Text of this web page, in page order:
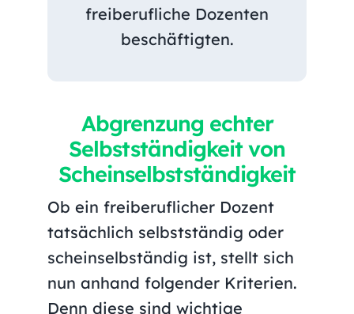
freiberufliche Dozenten
beschäftigten.
Abgrenzung echter
Selbstständigkeit von
Scheinselbstständigkeit
Ob ein freiberuflicher Dozent
tatsächlich selbstständig oder
scheinselbständig ist, stellt sich
nun anhand folgender Kriterien.
Denn diese sind wichtige